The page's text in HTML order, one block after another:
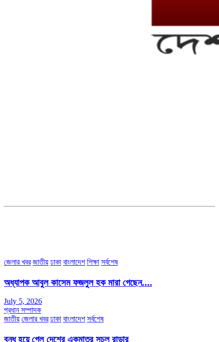
জেলার খবর জাতীয় ঢাকা বাংলাদেশ শিক্ষা সর্বশেষ
অধ্যাপক আবুল কাসেম ফজলুল হক মারা গেছেন….
July 5, 2026
প্রধান সম্পাদক
জাতীয় জেলার খবর ঢাকা বাংলাদেশ সর্বশেষ
বন্ধ হয়ে গেল দেশের একমাত্র সচল রাডার